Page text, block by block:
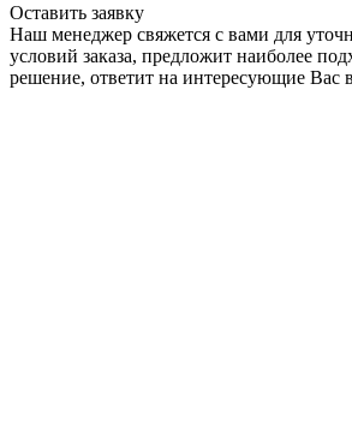
Оставить заявку
Наш менеджер свяжется с вами для
условий заказа, предложит наиболее
решение, ответит на интересующие Вас